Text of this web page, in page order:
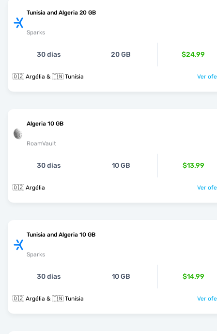
Tunisia and Algeria 20 GB
Sparks
30 dias 20 GB $24.99
🇩🇿 Argélia & 🇹🇳 Tunísia Ver
Algeria 10 GB
RoamVault
30 dias 10 GB $13.99
🇩🇿 Argélia Ver
Tunisia and Algeria 10 GB
Sparks
30 dias 10 GB $14.99
🇩🇿 Argélia & 🇹🇳 Tunísia Ver